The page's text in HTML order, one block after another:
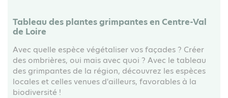
Tableau des plantes grimpantes en Centre-Val
de Loire
Avec quelle espèce végétaliser vos façades ? Créer
des ombrières, oui mais avec quoi ? Avec le tableau
des grimpantes de la région, découvrez les espèces
locales et celles venues d'ailleurs, favorables à la
biodiversité !